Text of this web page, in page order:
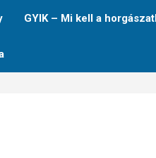
GYIK – Mi kell a